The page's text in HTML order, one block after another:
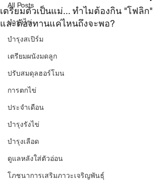
All Posts
บำรุงไข่
บำรุงสเปิร์ม
เตรียมผนังมดลูก
ปรับสมดุลฮอร์โมน
การตกไข่
ประจำเดือน
บำรุงรังไข่
บำรุงเลือด
ดูแลหลังใส่ตัวอ่อน
โภชนาการเสริมภาวะเจริญพันธุ์
เตรียมตัวเป็นแม่... ทำไมต้องกิน "โฟลิก"
และต้องทานแค่ไหนถึงจะพอ?